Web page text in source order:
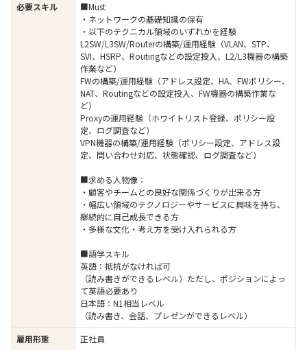
必要スキル
■Must
・ネットワークの基礎知識の保有
・以下のテクニカル領域のいずれかを経験
L2SW/L3SW/Routerの構築/運用経験（VLAN、STP、
SVI、HSRP、Routingなどの設定投入、L2/L3機器の構築
作業など）
FWの構築/運用経験（アドレス設定、HA、FWポリシー、
NAT、Routingなどの設定投入、FW機器の構築作業な
ど）
Proxyの運用経験（ホワイトリスト登録、ポリシー設
定、ログ調査など）
VPN機器の構築/運用経験（ポリシー設定、アドレス設
定、問い合わせ対応、状態確認、ログ調査など）
■求める人物像：
・顧客やチームとの良好な関係づくりが出来る方
・幅広い領域のテクノロジーやサービスに興味を持ち、
継続的に自己成長できる方
・多様な文化・考え方を受け入れられる方
■語学スキル
英語：抵抗がなければ可
（読み書きができるレベル）ただし、ポジションによっ
て英語必要あり
日本語：N1相当レベル
（読み書き、会話、プレゼンができるレベル）
雇用形態
正社員